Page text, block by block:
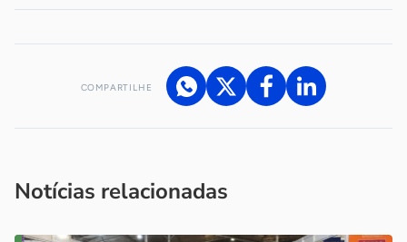
COMPARTILHE
Notícias relacionadas